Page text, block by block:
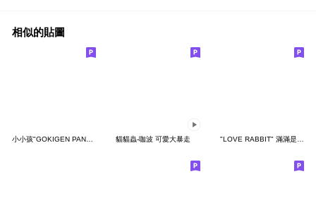
相似的貼圖
小小孩"GOKIGEN PANDA" 台灣版 貓貓蟲-咖波 可愛大暴走 "LOVE RABBIT" 滿滿是愛 台灣版